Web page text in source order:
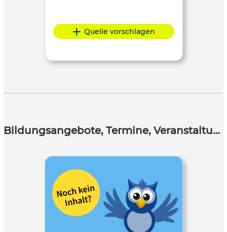
Quelle vorschlagen
Bildungsangebote, Termine, Veranstaltungen